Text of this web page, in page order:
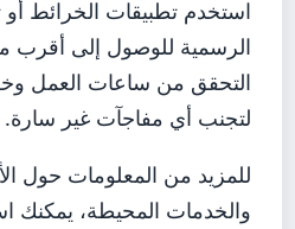
استخدم تطبيقات الخرائط أو
الرسمية للوصول إلى أقرب
التحقق من ساعات العمل
لتجنب أي مفاجآت غير سارة.
للمزيد من المعلومات حول
والخدمات المحيطة، يمكنك